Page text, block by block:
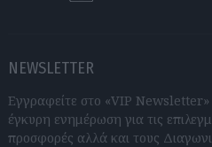
NEWSLETTER
Εγγραφείτε στο «VIP Newsletter»
έγκυρη ενημέρωση για τις
προσφορές αλλά και τους